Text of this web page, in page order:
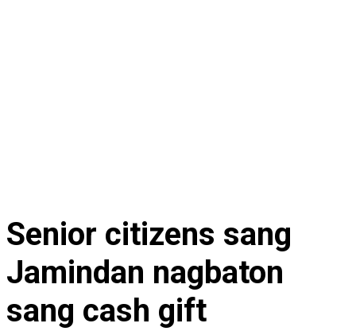
Senior citizens sang
Jamindan nagbaton
sang cash gift